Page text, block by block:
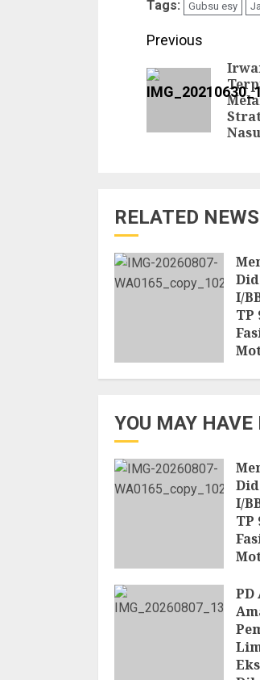
Tags: Gubsu esy
Continue
Reading
Previous
RELATED NEWS
I/
TP
YOU MAY HAVE
I/
TP
PD